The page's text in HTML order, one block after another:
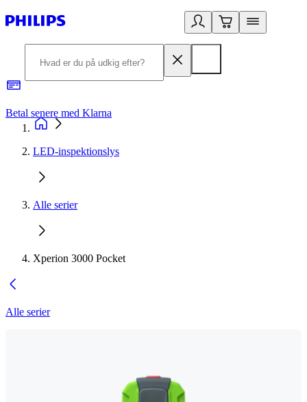
Betal senere med Klarna
LED-inspektionslys
Alle serier
Xperion 3000 Pocket
Alle serier